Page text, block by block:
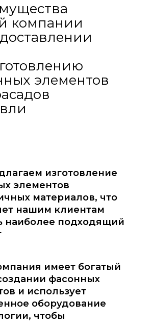
компании
элементов
изготовление
элементов
материалов, что
нашим клиентам
наиболее подходящий
имеет богатый
фасонных
и использует
оборудование
чтобы